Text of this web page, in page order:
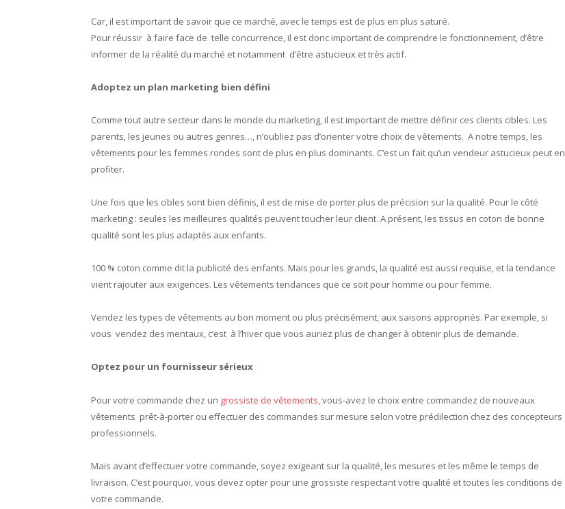
Car, il est important de savoir que ce marché, avec le temps est de plus en plus saturé.
Pour réussir à faire face de telle concurrence, il est donc important de comprendre le fonctionnement, d’être
informer de la réalité du marché et notamment d’être astucieux et très actif.
Adoptez un plan marketing bien défini
Comme tout autre secteur dans le monde du marketing, il est important de mettre définir ces clients cibles. Les
parents, les jeunes ou autres genres…, n’oubliez pas d’orienter votre choix de vêtements. A notre temps, les
vêtements pour les femmes rondes sont de plus en plus dominants. C’est un fait qu’un vendeur astucieux peut en
profiter.
Une fois que les cibles sont bien définis, il est de mise de porter plus de précision sur la qualité. Pour le côté
marketing : seules les meilleures qualités peuvent toucher leur client. A présent, les tissus en coton de bonne
qualité sont les plus adaptés aux enfants.
100 % coton comme dit la publicité des enfants. Mais pour les grands, la qualité est aussi requise, et la tendance
vient rajouter aux exigences. Les vêtements tendances que ce soit pour homme ou pour femme.
Vendez les types de vêtements au bon moment ou plus précisément, aux saisons appropriés. Par exemple, si
vous vendez des mentaux, c’est à l’hiver que vous auriez plus de changer à obtenir plus de demande.
Optez pour un fournisseur sérieux
Pour votre commande chez un grossiste de vêtements , vous-avez le choix entre commandez de nouveaux
vêtements prêt-à-porter ou effectuer des commandes sur mesure selon votre prédilection chez des concepteurs
professionnels.
Mais avant d’effectuer votre commande, soyez exigeant sur la qualité, les mesures et les même le temps de
livraison. C’est pourquoi, vous devez opter pour une grossiste respectant votre qualité et toutes les conditions de
votre commande.